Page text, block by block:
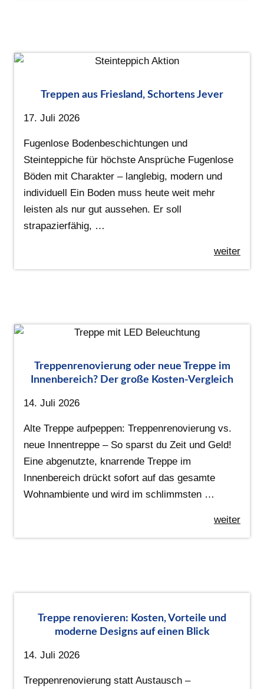
Treppen aus Friesland, Schortens Jever
17. Juli 2026
Fugenlose Bodenbeschichtungen und
Steinteppiche für höchste Ansprüche Fugenlose
Böden mit Charakter – langlebig, modern und
individuell Ein Boden muss heute weit mehr
leisten als nur gut aussehen. Er soll
strapazierfähig, …
weiter
Treppenrenovierung oder neue Treppe im
Innenbereich? Der große Kosten-Vergleich
14. Juli 2026
Alte Treppe aufpeppen: Treppenrenovierung vs.
neue Innentreppe – So sparst du Zeit und Geld!
Eine abgenutzte, knarrende Treppe im
Innenbereich drückt sofort auf das gesamte
Wohnambiente und wird im schlimmsten …
weiter
Treppe renovieren: Kosten, Vorteile und
moderne Designs auf einen Blick
14. Juli 2026
Treppenrenovierung statt Austausch –